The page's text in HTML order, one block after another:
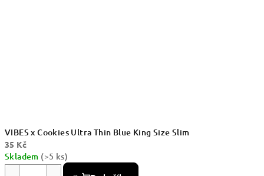
VIBES x Cookies Ultra Thin Blue King Size Slim
35 Kč
Skladem (>5 ks)